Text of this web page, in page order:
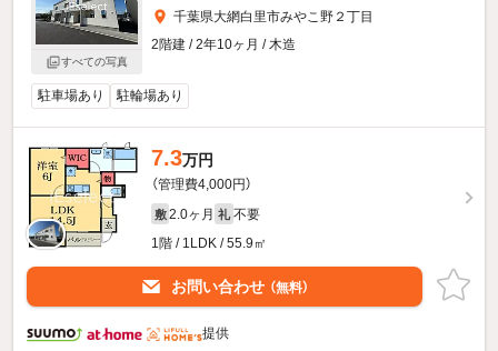
すべての写真
千葉県大網白里市みやこ野２丁目
2階建 / 2年10ヶ月 / 木造
駐車場あり 駐輪場あり
7.3万円
（管理費4,000円）
敷 2.0ヶ月 礼 不要
1階 / 1LDK / 55.9㎡
お問い合わせ （無料）
提供